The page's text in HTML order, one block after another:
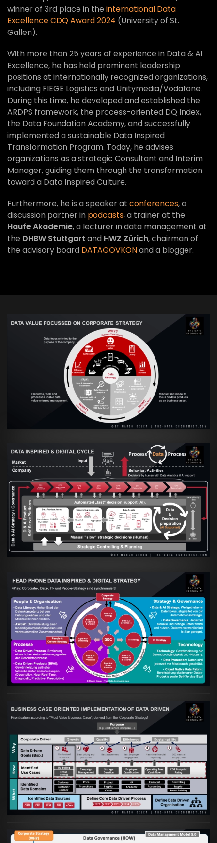
winner of 3rd place in the international Data
Excellence CDQ Award 2024 (University of St.
Gallen).
With more than 25 years of experience in Data & AI
Excellence, he has held prominent leadership
positions at internationally recognized organizations,
including FIEGE Logistics and Unitymedia/Vodafone.
During this time, he developed and established the
ARDPS framework, the process-oriented DQ Index,
the Data Foundation Academy, and successfully
implemented a sustainable Data Inspired
Transformation Program. Today, he advises
organizations as a strategic Consultant and Interim
Manager, guiding them through the transformation
toward a Data Inspired Culture.
Furthermore, he is a speaker at conferences, a
discussion partner in podcasts, a trainer at the
Haufe Akademie, a lecturer in data management at
the DHBW Stuttgart and HWZ Zürich, chairman of
the advisory board DATAGOVKONand a blogger.
VIEW
Artikel:Prozesse und Daten müssen Hand
in Hand gehen
VIEW
Artikel:Kennst Du schon die "Head Phone
Data Driven Strategy"?
VIEW
Artikel:
Business Case orientierte
Etablierung einer Data Driven Company
VIEW